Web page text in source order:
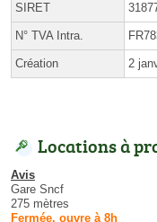
SIRET
N° TVA Intra.
Création 2
Locations à
Avis
Gare Sncf
275 mètres
Fermée, ouvre à 8h